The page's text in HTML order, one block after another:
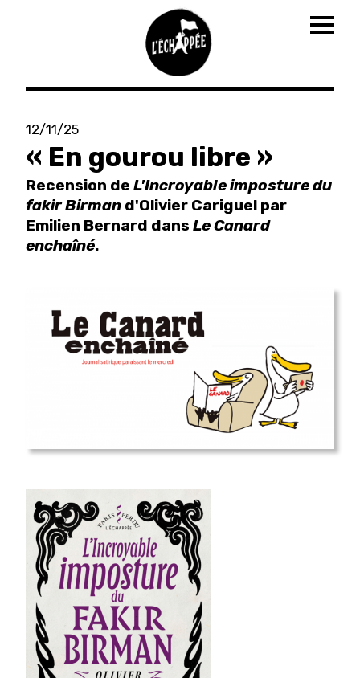
Aller
contenu
principal
12/11/25
« En gourou libre »
Recension de L'Incroyable imposture du
fakir Birman d'Olivier Cariguel par
Emilien Bernard dans Le Canard
enchaîné.